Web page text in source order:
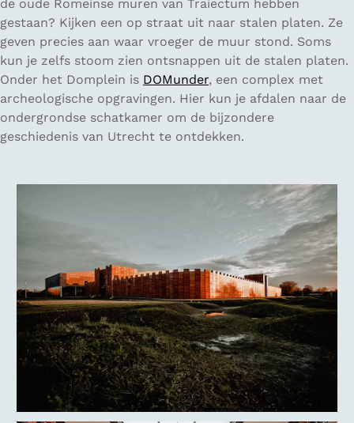
de oude Romeinse muren van Traiectum hebben
gestaan? Kijken een op straat uit naar stalen platen. Ze
geven precies aan waar vroeger de muur stond. Soms
kun je zelfs stoom zien ontsnappen uit de stalen platen.
Onder het Domplein is DOMunder, een complex met
archeologische opgravingen. Hier kun je afdalen naar de
ondergrondse schatkamer om de bijzondere
geschiedenis van Utrecht te ontdekken.